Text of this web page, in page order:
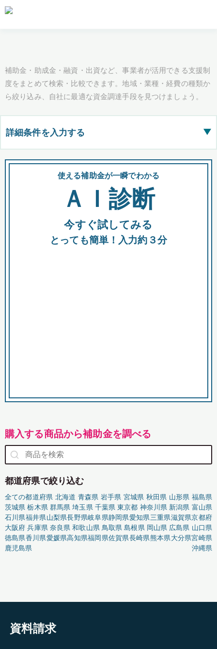
補助金・助成金・融資・出資など、事業者が活用できる支援制
度をまとめて検索・比較できます。地域・業種・経費の種類か
ら絞り込み、自社に最適な資金調達手段を見つけましょう。
詳細条件を入力する ▶
都道府県
全国の検索結果を含めて表示
助成金 融資 出資
使える補助金が一瞬でわかる
ＡＩ診断
今すぐ試してみる
とっても簡単！入力約３分
購入する商品から補助金を調べる
都道府県で絞り込む
全ての都道府県 北海道 青森県 岩手県 宮城県 秋田県 山形県 福島県
茨城県 栃木県 群馬県 埼玉県 千葉県 東京都 神奈川県 新潟県 富山県
石川県福井県山梨県長野県岐阜県静岡県愛知県三重県滋賀県京都府
大阪府 兵庫県 奈良県 和歌山県 鳥取県 島根県 岡山県 広島県 山口県
徳島県香川県愛媛県高知県福岡県佐賀県長崎県熊本県大分県宮崎県
鹿児島県
沖縄県
資料請求